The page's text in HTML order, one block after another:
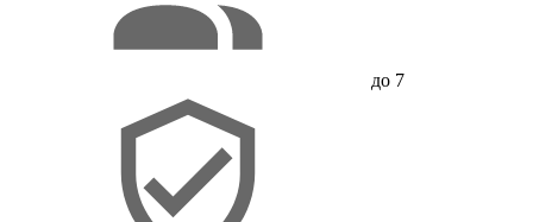
до 7